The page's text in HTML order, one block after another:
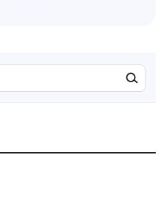
검색실행